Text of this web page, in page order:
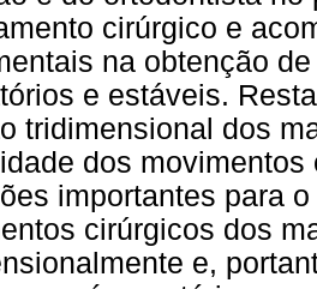
cirúrgico e
na obtenção
e estáveis.
tridimensional dos
dos
importantes para
cirúrgicos dos
e,